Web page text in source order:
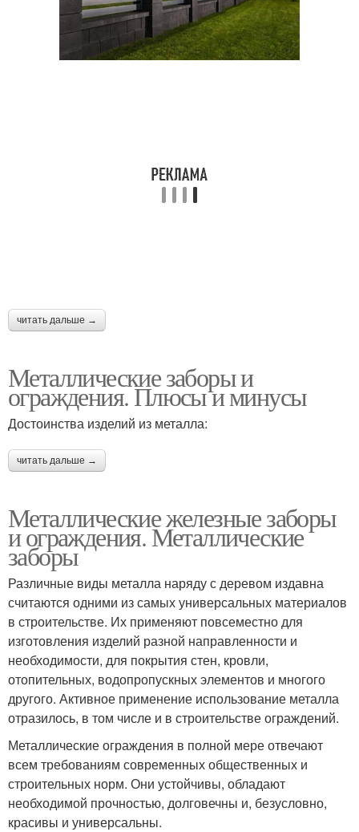
читать дальше →
Металлические заборы и
ограждения. Плюсы и минусы
Достоинства изделий из металла:
читать дальше →
Металлические железные заборы
и ограждения. Металлические
заборы
Различные виды металла наряду с деревом издавна
считаются одними из самых универсальных материалов
в строительстве. Их применяют повсеместно для
изготовления изделий разной направленности и
необходимости, для покрытия стен, кровли,
отопительных, водопропускных элементов и многого
другого. Активное применение использование металла
отразилось, в том числе и в строительстве ограждений.
Металлические ограждения в полной мере отвечают
всем требованиям современных общественных и
строительных норм. Они устойчивы, обладают
необходимой прочностью, долговечны и, безусловно,
красивы и универсальны.